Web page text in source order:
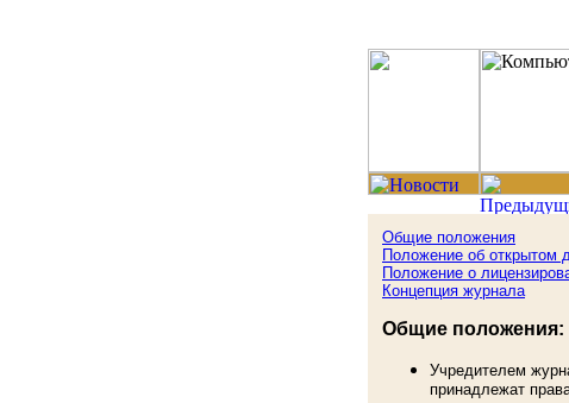
Общие положения
Положение об открытом
Положение о
Концепция журнала
Общие положения:
Учредителем
принадлежат